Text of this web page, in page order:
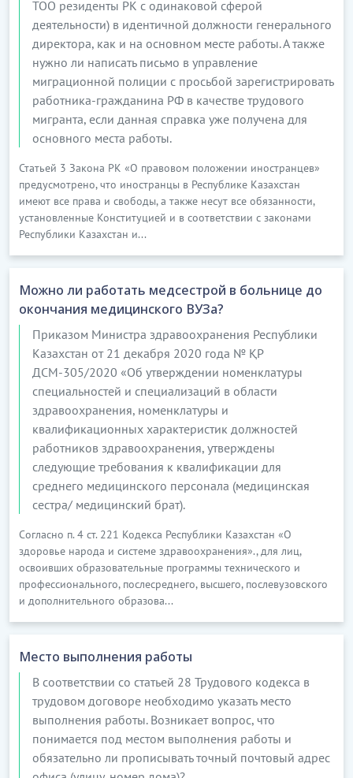
ТОО резиденты РК с одинаковой сферой
деятельности) в идентичной должности генерального
директора, как и на основном месте работы. А также
нужно ли написать письмо в управление
миграционной полиции с просьбой зарегистрировать
работника-гражданина РФ в качестве трудового
мигранта, если данная справка уже получена для
основного места работы.
Статьей 3 Закона РК «О правовом положении иностранцев»
предусмотрено, что иностранцы в Республике Казахстан
имеют все права и свободы, а также несут все обязанности,
установленные Конституцией и в соответствии с законами
Республики Казахстан и...
Можно ли работать медсестрой в больнице до
окончания медицинского ВУЗа?
Приказом Министра здравоохранения Республики
Казахстан от 21 декабря 2020 года № ҚР
ДСМ-305/2020 «Об утверждении номенклатуры
специальностей и специализаций в области
здравоохранения, номенклатуры и
квалификационных характеристик должностей
работников здравоохранения, утверждены
следующие требования к квалификации для
среднего медицинского персонала (медицинская
сестра/ медицинский брат).
Согласно п. 4 ст. 221 Кодекса Республики Казахстан «О
здоровье народа и системе здравоохранения»., для лиц,
освоивших образовательные программы технического и
профессионального, послесреднего, высшего, послевузовского
и дополнительного образова...
Место выполнения работы
В соответствии со статьей 28 Трудового кодекса в
трудовом договоре необходимо указать место
выполнения работы. Возникает вопрос, что
понимается под местом выполнения работы и
обязательно ли прописывать точный почтовый адрес